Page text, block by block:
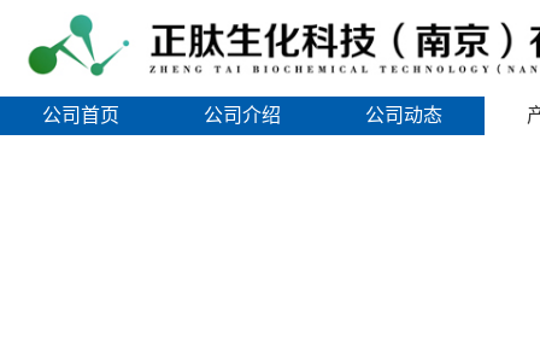
公司首页 公司介绍 公司动态